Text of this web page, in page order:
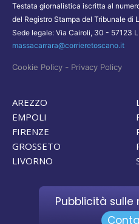
Testata giornalistica iscritta al
del Registro Stampa del Tribunale di
Sede legale: Via Cairoli, 30 - 57123
massacarrara@corrieretoscano.it
Cookie Policy - Privacy Policy
AREZZO
EMPOLI
FIRENZE
GROSSETO
LIVORNO
Pubblicità